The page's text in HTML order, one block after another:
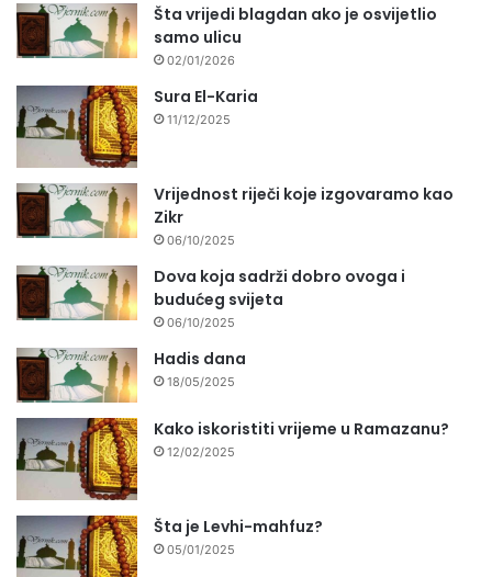
Šta vrijedi blagdan ako je osvijetlio
samo ulicu
02/01/2026
Sura El-Karia
11/12/2025
Vrijednost riječi koje izgovaramo kao
Zikr
06/10/2025
Dova koja sadrži dobro ovoga i
budućeg svijeta
06/10/2025
Hadis dana
18/05/2025
Kako iskoristiti vrijeme u Ramazanu?
12/02/2025
Šta je Levhi-mahfuz?
05/01/2025